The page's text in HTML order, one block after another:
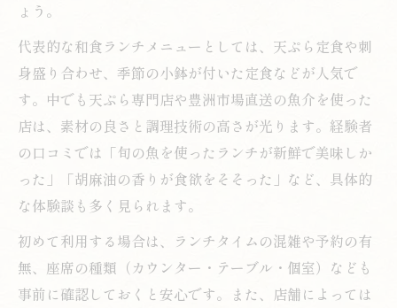
ょう。
代表的な和食ランチメニューとしては、天ぷら定食や刺
身盛り合わせ、季節の小鉢が付いた定食などが人気で
す。中でも天ぷら専門店や豊洲市場直送の魚介を使った
店は、素材の良さと調理技術の高さが光ります。経験者
の口コミでは「旬の魚を使ったランチが新鮮で美味しか
った」「胡麻油の香りが食欲をそそった」など、具体的
な体験談も多く見られます。
初めて利用する場合は、ランチタイムの混雑や予約の有
無、座席の種類（カウンター・テーブル・個室）なども
事前に確認しておくと安心です。また、店舗によっては